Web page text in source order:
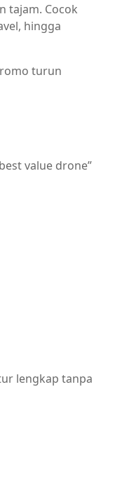
tajam. Cocok
hingga
turun
value drone”
lengkap tanpa